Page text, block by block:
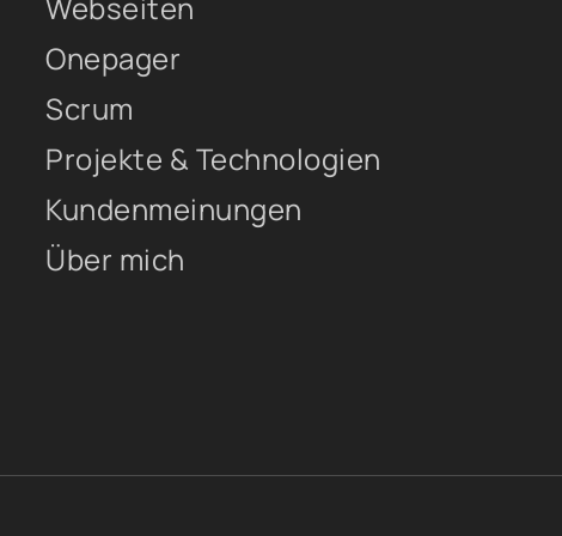
Webseiten
Onepager
Scrum
Projekte & Technologien
Kundenmeinungen
Über mich